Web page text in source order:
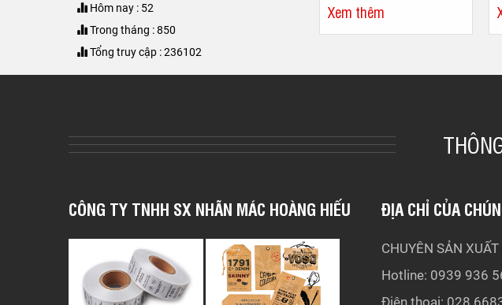
Hôm nay : 52
Trong tháng : 850
Tổng truy cập : 236102
Xem thêm
CÔNG TY TNHH SX NHÃN MÁC HOÀNG HIẾU ĐỊA CHỈ CỦA
CHUYÊN SẢN
Hotline: 0939 936
Điện thoại: